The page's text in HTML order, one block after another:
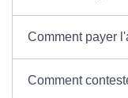
Comment payer
Comment